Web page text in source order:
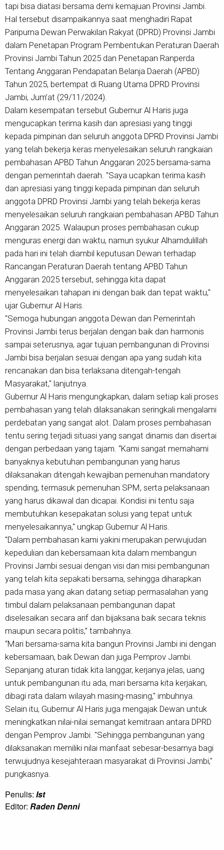
tapi bisa diatasi bersama demi kemajuan Provinsi Jambi.
Hal tersebut disampaikannya saat menghadiri Rapat
Paripurna Dewan Perwakilan Rakyat (DPRD) Provinsi Jambi
dalam Penetapan Program Pembentukan Peraturan Daerah
Provinsi Jambi Tahun 2025 dan Penetapan Ranperda
Tentang Anggaran Pendapatan Belanja Daerah (APBD)
Tahun 2025, bertempat di Ruang Utama DPRD Provinsi
Jambi, Jum’at (29/11/2024).
Dalam kesempatan tersebut Gubernur Al Haris juga
mengucapkan terima kasih dan apresiasi yang tinggi
kepada pimpinan dan seluruh anggota DPRD Provinsi Jambi
yang telah bekerja keras menyelesaikan seluruh rangkaian
pembahasan APBD Tahun Anggaran 2025 bersama-sama
dengan pemerintah daerah. "Saya ucapkan terima kasih
dan apresiasi yang tinggi kepada pimpinan dan seluruh
anggota DPRD Provinsi Jambi yang telah bekerja keras
menyelesaikan seluruh rangkaian pembahasan APBD Tahun
Anggaran 2025. Walaupun proses pembahasan cukup
menguras energi dan waktu, namun syukur Alhamdulillah
pada hari ini telah diambil keputusan Dewan terhadap
Rancangan Peraturan Daerah tentang APBD Tahun
Anggaran 2025 tersebut, sehingga kita dapat
menyelesaikan tahapan ini dengan baik dan tepat waktu,"
ujar Gubernur Al Haris.
"Semoga hubungan anggota Dewan dan Pemerintah
Provinsi Jambi terus berjalan dengan baik dan harmonis
sampai seterusnya, agar tujuan pembangunan di Provinsi
Jambi bisa berjalan sesuai dengan apa yang sudah kita
rencanakan dan bisa terlaksana ditengah-tengah
Masyarakat," lanjutnya.
Gubernur Al Haris mengungkapkan, dalam setiap kali proses
pembahasan yang telah dilaksanakan seringkali mengalami
perdebatan yang sangat alot. Dalam proses pembahasan
tentu sering terjadi situasi yang sangat dinamis dan disertai
dengan perbedaan yang tajam. “Kami sangat memahami
banyaknya kebutuhan pembangunan yang harus
dilaksanakan ditengah kewajiban pemenuhan mandatory
spending, termasuk pemenuhan SPM, serta pelaksanaan
yang harus dikawal dan dicapai. Kondisi ini tentu saja
membutuhkan kesepakatan solusi yang tepat untuk
menyelesaikannya," ungkap Gubernur Al Haris.
"Dalam pembahasan kami yakini merupakan perwujudan
kepedulian dan kebersamaan kita dalam membangun
Provinsi Jambi sesuai dengan visi dan misi pembangunan
yang telah kita sepakati bersama, sehingga diharapkan
pada masa yang akan datang setiap permasalahan yang
timbul dalam pelaksanaan pembangunan dapat
diselesaikan secara arif dan bijaksana baik secara teknis
maupun secara politis,” tambahnya.
“Mari bersama-sama kita bangun Provinsi Jambi ini dengan
kebersamaan, baik Dewan dan juga Pemprov Jambi.
Sepanjang aturan tidak kita langgar, kerjanya jelas, uang
untuk pembangunan itu ada, mari bersama kita kerjakan,
dibagi rata dalam wilayah masing-masing," imbuhnya.
Selain itu, Gubernur Al Haris juga mengajak Dewan untuk
meningkatkan nilai-nilai semangat kemitraan antara DPRD
dengan Pemprov Jambi. "Sehingga pembangunan yang
dilaksanakan memiliki nilai manfaat sebesar-besarnya bagi
terwujudnya kesejahteraan masyarakat di Provinsi Jambi,"
pungkasnya.
Penulis: Ist
Editor: Raden Denni